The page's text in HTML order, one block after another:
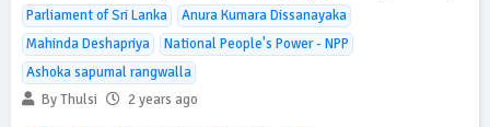
Parliament of Sri Lanka
Anura Kumara Dissanayaka
Mahinda Deshapriya
National People's Power - NPP
Ashoka sapumal rangwalla
By Thulsi
2 years ago